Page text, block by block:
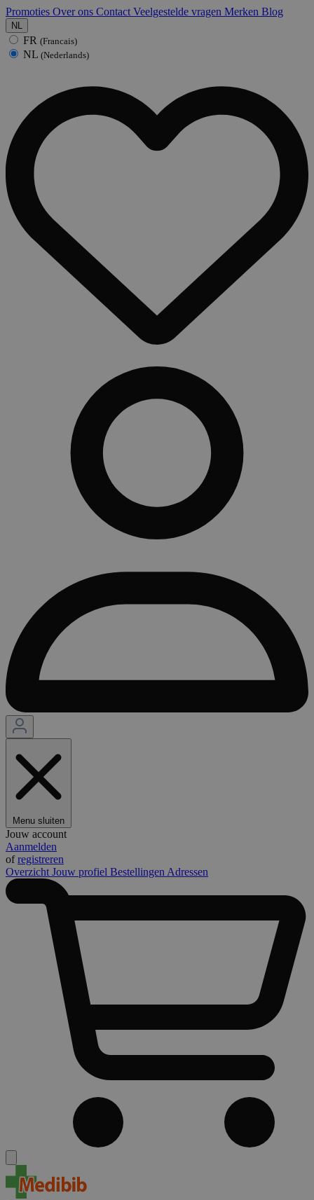
Promoties Over ons Contact Veelgestelde vragen Merken Blog
NL
FR (Francais)
NL (Nederlands)
Menu sluiten
Jouw account
Aanmelden
ofregistreren
Overzicht Jouw profiel Bestellingen Adressen